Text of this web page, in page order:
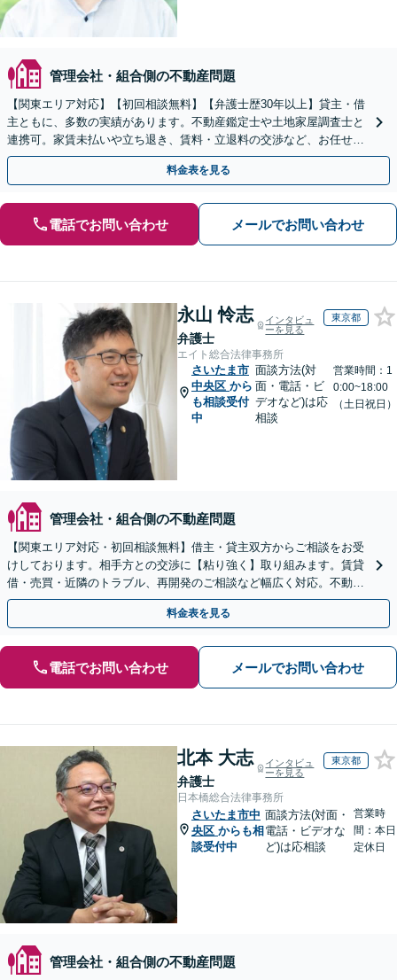
管理会社・組合側の不動産問題
【関東エリア対応】【初回相談無料】【弁護士歴30年以上】貸主・借
主ともに、多数の実績があります。不動産鑑定士や土地家屋調査士と
連携可。家賃未払いや立ち退き、賃料・立退料の交渉など、お任せく
ださい【事前予約で休日・夜間面談可】【WEB面談可】
料金表を見る
電話でお問い合わせ メールでお問い合わせ
永山 怜志
弁護士
インタビュ
ーを見る
東京都
エイト総合法律事務所
さいたま市
中央区 から
も相談受付
中
面談方法(対
面・電話・ビ
デオなど)は応
相談
営業時間：1
0:00~18:00
（土日祝日）
管理会社・組合側の不動産問題
【関東エリア対応・初回相談無料】借主・貸主双方からご相談をお受
けしております。相手方との交渉に【粘り強く】取り組みます。賃貸
借・売買・近隣のトラブル、再開発のご相談など幅広く対応。不動産
問題は複雑化しやすいためお早めに弁護士にご相談ください
料金表を見る
電話でお問い合わせ メールでお問い合わせ
北本 大志
弁護士
インタビュ
ーを見る
東京都
日本橋総合法律事務所
さいたま市中
央区 からも相
談受付中
面談方法(対面・
電話・ビデオな
ど)は応相談
営業時
間：本日
定休日
管理会社・組合側の不動産問題